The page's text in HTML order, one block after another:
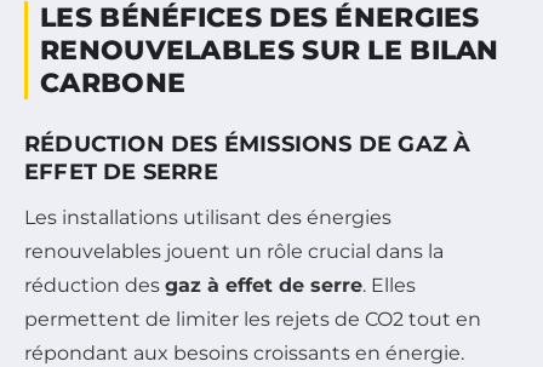
LES BÉNÉFICES DES ÉNERGIES
RENOUVELABLES SUR LE BILAN
CARBONE
RÉDUCTION DES ÉMISSIONS DE GAZ À
EFFET DE SERRE
Les installations utilisant des énergies
renouvelables jouent un rôle crucial dans la
réduction des gaz à effet de serre. Elles
permettent de limiter les rejets de CO2 tout en
répondant aux besoins croissants en énergie.